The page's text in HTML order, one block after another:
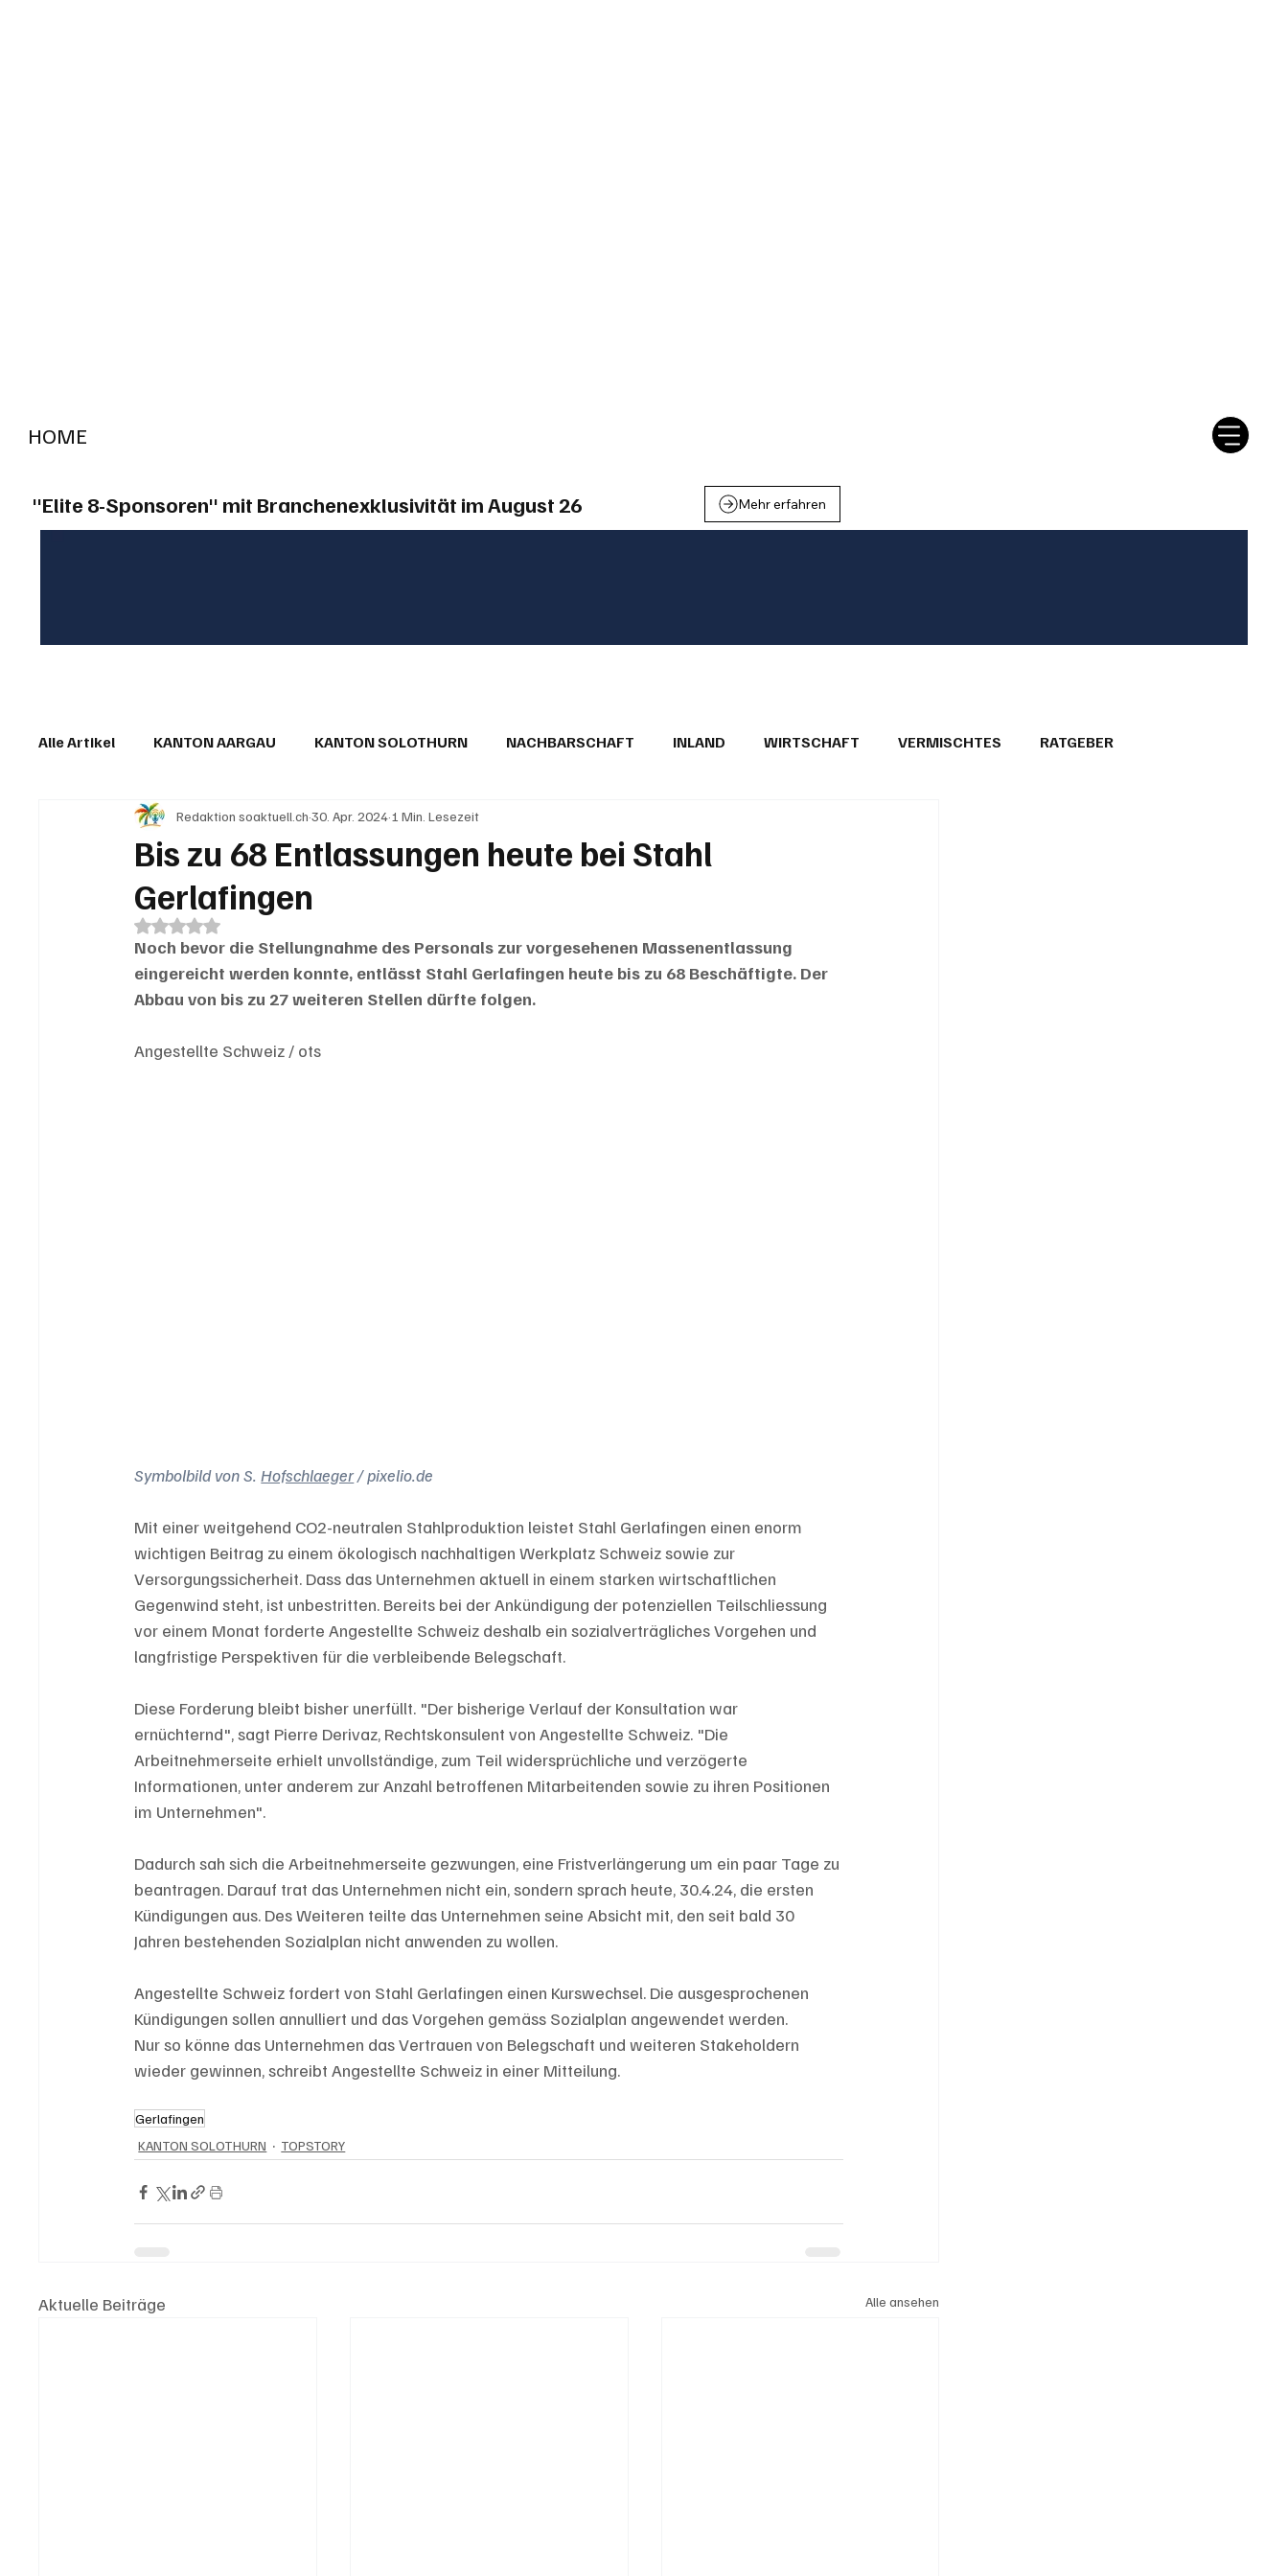
HOME
"Elite 8-Sponsoren" mit Branchenexklusivität im August 26 Mehr erfahren
Alle Artikel KANTON AARGAU KANTON SOLOTHURN NACHBARSCHAFT INLAND WIRTSCHAFT VERMISCHTES RATGEBER
IN EIGENER SACHE KOMMENTARE LESERBRIEFE
Bis zu 68 Entlassungen heute bei Stahl
Gerlafingen
Redaktion soaktuell.ch 30. Apr. 2024 1 Min. Lesezeit
Mit NaN von 5 Sternen bewertet.
Noch bevor die Stellungnahme des Personals zur vorgesehenen Massenentlassung
eingereicht werden konnte, entlässt Stahl Gerlafingen heute bis zu 68 Beschäftigte. Der
Abbau von bis zu 27 weiteren Stellen dürfte folgen.
Angestellte Schweiz / ots
Symbolbild von S. Hofschlaeger/ pixelio.de
Mit einer weitgehend CO2-neutralen Stahlproduktion leistet Stahl Gerlafingen einen enorm
wichtigen Beitrag zu einem ökologisch nachhaltigen Werkplatz Schweiz sowie zur
Versorgungssicherheit. Dass das Unternehmen aktuell in einem starken wirtschaftlichen
Gegenwind steht, ist unbestritten. Bereits bei der Ankündigung der potenziellen Teilschliessung
vor einem Monat forderte Angestellte Schweiz deshalb ein sozialverträgliches Vorgehen und
langfristige Perspektiven für die verbleibende Belegschaft.
Diese Forderung bleibt bisher unerfüllt. "Der bisherige Verlauf der Konsultation war
ernüchternd", sagt Pierre Derivaz, Rechtskonsulent von Angestellte Schweiz. "Die
Arbeitnehmerseite erhielt unvollständige, zum Teil widersprüchliche und verzögerte
Informationen, unter anderem zur Anzahl betroffenen Mitarbeitenden sowie zu ihren Positionen
im Unternehmen".
Dadurch sah sich die Arbeitnehmerseite gezwungen, eine Fristverlängerung um ein paar Tage zu
beantragen. Darauf trat das Unternehmen nicht ein, sondern sprach heute, 30.4.24, die ersten
Kündigungen aus. Des Weiteren teilte das Unternehmen seine Absicht mit, den seit bald 30
Jahren bestehenden Sozialplan nicht anwenden zu wollen.
Angestellte Schweiz fordert von Stahl Gerlafingen einen Kurswechsel. Die ausgesprochenen
Kündigungen sollen annulliert und das Vorgehen gemäss Sozialplan angewendet werden.
Nur so könne das Unternehmen das Vertrauen von Belegschaft und weiteren Stakeholdern
wieder gewinnen, schreibt Angestellte Schweiz in einer Mitteilung.
Gerlafingen
KANTON SOLOTHURN
TOPSTORY
Aktuelle Beiträge Alle ansehen